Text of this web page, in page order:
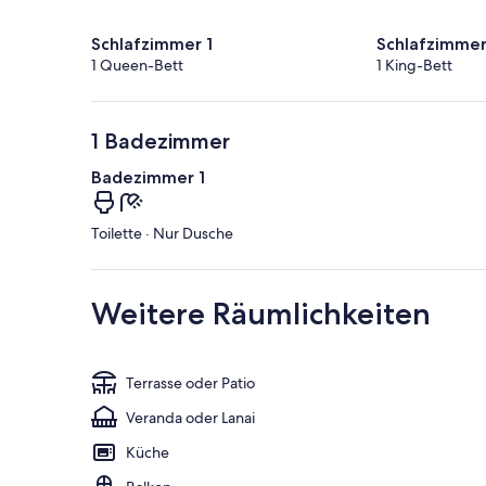
Schlafzimmer 1
1 Queen-Bett 1 King-Bett
1 Badezimmer
Badezimmer 1
Toilette · Nur Dusche
Weitere Räumlichkeiten
Terrasse oder Patio
Veranda oder Lanai
Küche